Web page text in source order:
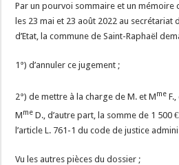
Par un pourvoi sommaire et un mémoire
les 23 mai et 23 août 2022 au secrétariat
d’Etat, la commune de Saint-Raphaël
1°) d’annuler ce jugement ;
2°) de mettre à la charge de M. et Mme
Mme D., d’autre part, la somme de 1 500
l’article L. 761-1 du code de justice
Vu les autres pièces du dossier ;